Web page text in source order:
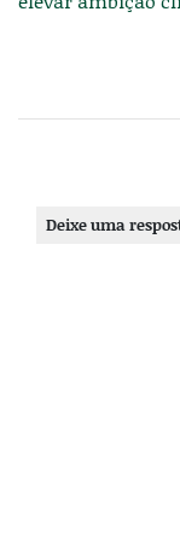
Deixe uma